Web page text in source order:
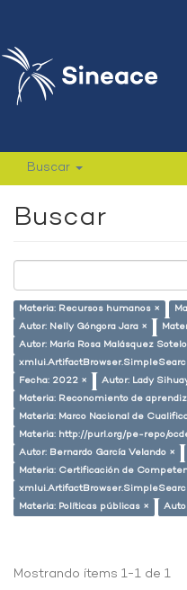
Buscar
Buscar
Materia: Recursos humanos ×
Autor: Nelly Góngora Jara ×
Autor: María Rosa Malásquez
Fecha: 2022 ×
Autor: Lady
Materia: Reconomiento de
Materia: Marco Nacional de
Materia: http://purl.org/pe-repo/
Autor: Bernardo García Velando ×
Materia: Certificación de
Materia: Políticas públicas ×
Mostrando ítems 1-1 de 1